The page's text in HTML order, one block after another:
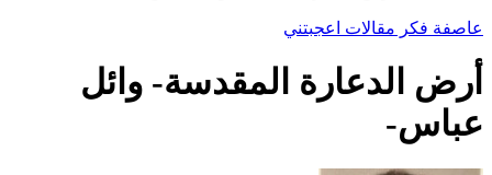
عاصفة فكر مقالات اعجبتني
أرض الدعارة المقدسة- وائل
عباس-